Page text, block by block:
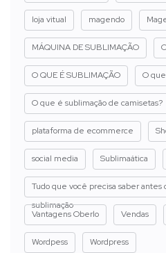
loja vitual magendo
MÁQUINA DE SUBLIMAÇÃO
O QUE É SUBLIMAÇÃO O
O que é sublimação de camisetas?
plataforma de ecommerce
social media Sublimaática
Tudo que você precisa saber
sublimação
Vantagens Oberlo
Vendas
Wordpess Wordpress